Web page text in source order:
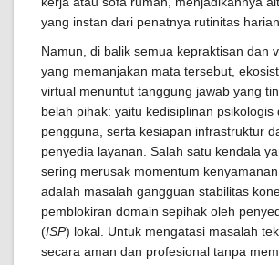
yang instan dari penatnya rutinitas harian.
Namun, di balik semua kepraktisan dan
yang memanjakan mata tersebut,
virtual menuntut tanggung jawab yang
belah pihak: yaitu kedisiplinan psikologis
pengguna, serta kesiapan infrastruktur
penyedia layanan. Salah satu kendala
sering merusak momentum
adalah masalah gangguan stabilitas
pemblokiran domain sepihak oleh
(ISP) lokal. Untuk mengatasi masalah
secara aman dan profesional tanpa